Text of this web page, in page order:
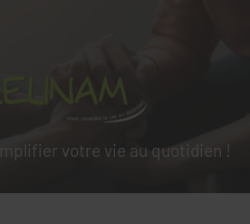
votre vie au quotidien !